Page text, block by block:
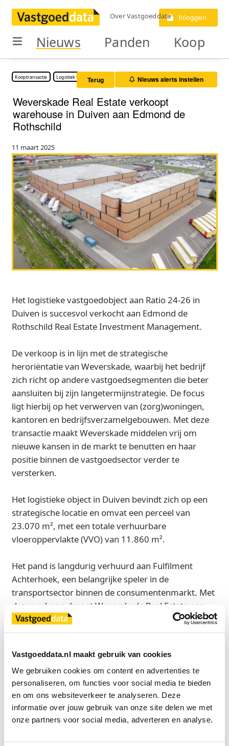
Vastgoeddata.nl maakt gebruik van cookies
We gebruiken cookies om content en advertenties te
personaliseren, om functies voor social media te bieden
en om ons websiteverkeer te analyseren. Deze
informatie over jouw gebruik van onze site delen we met
onze partners voor social media, adverteren en analyse.
Over Vastgoeddata Inloggen
Nieuws Panden Koop
Kooptransactie Logistiek vastgoedTerug Nieuws alerts instellen
Weverskade Real Estate verkoopt
warehouse in Duiven aan Edmond de
Rothschild
11 maart 2025
Het logistieke vastgoedobject aan Ratio 24-26 in
Duiven is succesvol verkocht aan Edmond de
Rothschild Real Estate Investment Management.
De verkoop is in lijn met de strategische
heroriëntatie van Weverskade, waarbij het bedrijf
zich richt op andere vastgoedsegmenten die beter
aansluiten bij zijn langetermijnstrategie. De focus
ligt hierbij op het verwerven van (zorg)woningen,
kantoren en bedrijfsverzamelgebouwen. Met deze
transactie maakt Weverskade middelen vrij om
nieuwe kansen in de markt te benutten en haar
positie binnen de vastgoedsector verder te
versterken.
Het logistieke object in Duiven bevindt zich op een
strategische locatie en omvat een perceel van
23.070 m², met een totale verhuurbare
vloeroppervlakte (VVO) van 11.860 m².
Het pand is langdurig verhuurd aan Fulfilment
Achterhoek, een belangrijke speler in de
transportsector binnen de consumentenmarkt. Met
deze verkoop draagt Weverskade Real Estate een
goed verhuurde logistieke asset over aan een
nieuwe eigenaar, die het object verder zal
Bron
Weverskade